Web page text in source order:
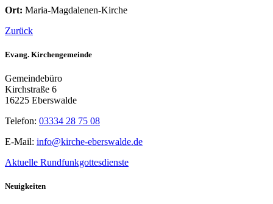
Ort: Maria-Magdalenen-Kirche
Zurück
Evang. Kirchengemeinde
Gemeindebüro
Kirchstraße 6
16225 Eberswalde
Telefon: 03334 28 75 08
E-Mail: info@kirche-eberswalde.de
Aktuelle Rundfunkgottesdienste
Neuigkeiten